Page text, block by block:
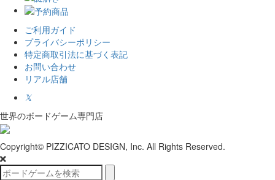
ご利用ガイド
プライバシーポリシー
特定商取引法に基づく表記
お問い合わせ
リアル店舗
𝕏
世界のボードゲーム専門店
Copyright© PIZZICATO DESIGN, Inc. All Rights Reserved.